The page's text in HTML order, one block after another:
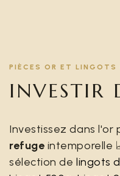
PIÈCES OR ET LINGOTS
INVESTIR
Investissez dans l'or
refuge intemporelle
sélection delingots